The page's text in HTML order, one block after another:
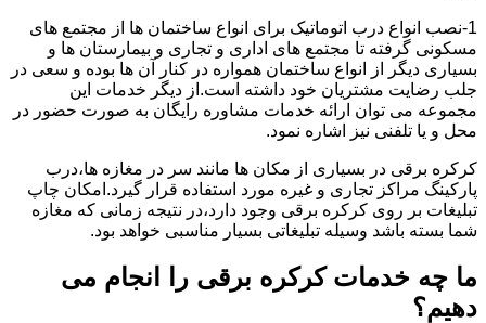
1-نصب انواع درب اتوماتیک برای انواع ساختمان ها از مجتمع های
مسکونی گرفته تا مجتمع های اداری و تجاری و بیمارستان ها و
بسیاری دیگر از انواع ساختمان همواره در کنار آن ها بوده و سعی در
جلب رضایت مشتریان خود داشته است.از دیگر خدمات این
مجموعه می توان ارائه خدمات مشاوره رایگان به صورت حضور در
محل و یا تلفنی نیز اشاره نمود.
کرکره برقی در بسیاری از مکان ها مانند سر در مغازه ها،درب
پارکینگ مراکز تجاری و غیره مورد استفاده قرار گیرد.امکان چاپ
تبلیغات بر روی کرکره برقی وجود دارد،در نتیجه زمانی که مغازه
شما بسته باشد وسیله تبلیغاتی بسیار مناسبی خواهد بود.
ما چه خدمات کرکره برقی را انجام می
دهیم؟